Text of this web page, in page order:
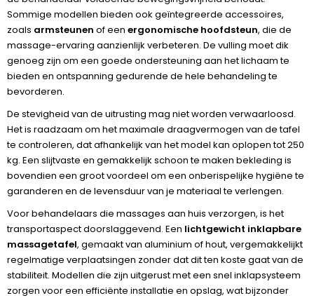
Sommige modellen bieden ook geïntegreerde accessoires,
zoals armsteunen of een ergonomische hoofdsteun, die de
massage-ervaring aanzienlijk verbeteren. De vulling moet dik
genoeg zijn om een goede ondersteuning aan het lichaam te
bieden en ontspanning gedurende de hele behandeling te
bevorderen.
De stevigheid van de uitrusting mag niet worden verwaarloosd.
Het is raadzaam om het maximale draagvermogen van de tafel
te controleren, dat afhankelijk van het model kan oplopen tot 250
kg. Een slijtvaste en gemakkelijk schoon te maken bekleding is
bovendien een groot voordeel om een onberispelijke hygiëne te
garanderen en de levensduur van je materiaal te verlengen.
Voor behandelaars die massages aan huis verzorgen, is het
transportaspect doorslaggevend. Een lichtgewicht inklapbare
massagetafel, gemaakt van aluminium of hout, vergemakkelijkt
regelmatige verplaatsingen zonder dat dit ten koste gaat van de
stabiliteit. Modellen die zijn uitgerust met een snel inklapsysteem
zorgen voor een efficiënte installatie en opslag, wat bijzonder